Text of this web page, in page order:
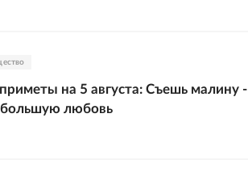
на 5 августа: Съешь малину -
большую любовь